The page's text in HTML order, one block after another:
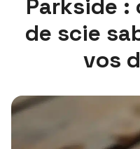
Parkside :
de scie
vos